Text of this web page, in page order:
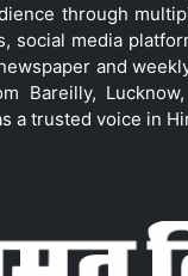
through
social media
and
Bareilly,
a trusted voice in